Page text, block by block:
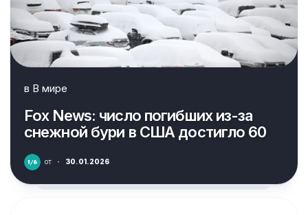
в В мире
Fox News: число погибших из-за
снежной бури в США достигло 60
от · 30.01.2026